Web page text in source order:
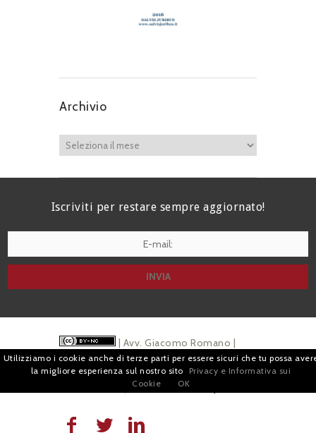
Archivio
Iscriviti per restare sempre aggiornato!
| Avv. Giacomo Romano |
Piazza di Campitelli, 2 - 00186 Roma | P.I.
Pubblicità ePrivacy
Utilizziamo i cookie anche di terze parti per essere sicuri che tu possa
la migliore esperienza sul nostro sito
Privacy e Informativa sui
Cookie
OK